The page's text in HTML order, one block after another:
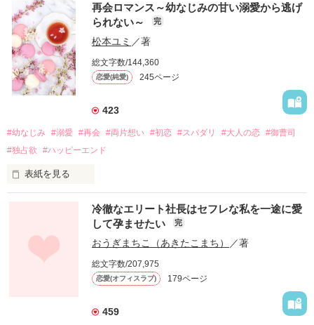
再会ロマンス～幼なじみの甘い溺愛から逃げ
られない～
完
松本ユミ ／著
総文字数/144,360
恋愛(純愛) 245ページ
423
#幼なじみ #溺愛 #再会 #両片想い #初恋 #スパダリ #大人の恋 #御曹司
#独占欲
#ハッピーエンド
表紙を見る
幼なじみの哲平に淡い恋心を抱いていた美桜。
しかし、ある出来事をきっかけに二人の関係は壊れてしまう。
関係修復もできないまま、美桜は両親の離婚によって
引っ越すことになり、哲平とも離れ離れになった。
それから約十二年後。
冷徹なエリート社長はセフレな私を一途に愛
して孕ませたい
完
おうぎまちこ（あきたこまち） ／著
総文字数/207,975
恋愛(オフィスラブ) 179ページ
459